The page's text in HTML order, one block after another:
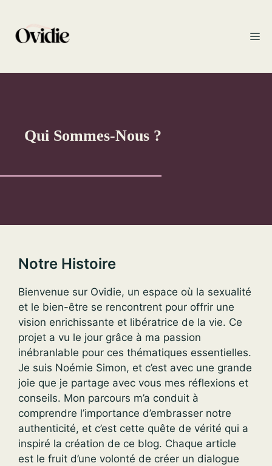
contenu
Qui Sommes-Nous ?
Notre Histoire
Bienvenue sur Ovidie, un espace où la sexualité
et le bien-être se rencontrent pour offrir une
vision enrichissante et libératrice de la vie. Ce
projet a vu le jour grâce à ma passion
inébranlable pour ces thématiques essentielles.
Je suis Noémie Simon, et c’est avec une grande
joie que je partage avec vous mes réflexions et
conseils. Mon parcours m’a conduit à
comprendre l’importance d’embrasser notre
authenticité, et c’est cette quête de vérité qui a
inspiré la création de ce blog. Chaque article
est le fruit d’une volonté de créer un dialogue